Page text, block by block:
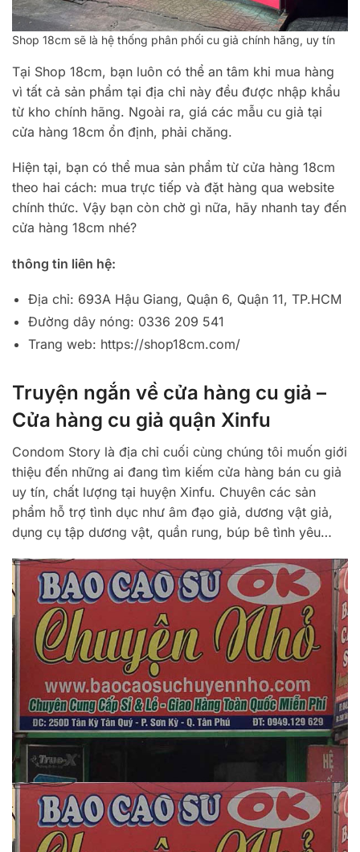
Shop 18cm sẽ là hệ thống phân phối cu giả chính hãng, uy tín
Tại Shop 18cm, bạn luôn có thể an tâm khi mua hàng
vì tất cả sản phẩm tại địa chỉ này đều được nhập khẩu
từ kho chính hãng. Ngoài ra, giá các mẫu cu giả tại
cửa hàng 18cm ổn định, phải chăng.
Hiện tại, bạn có thể mua sản phẩm từ cửa hàng 18cm
theo hai cách: mua trực tiếp và đặt hàng qua website
chính thức. Vậy bạn còn chờ gì nữa, hãy nhanh tay đến
cửa hàng 18cm nhé?
thông tin liên hệ:
Địa chỉ: 693A Hậu Giang, Quận 6, Quận 11, TP.HCM
Đường dây nóng: 0336 209 541
Trang web: https://shop18cm.com/
Truyện ngắn về cửa hàng cu giả –
Cửa hàng cu giả quận Xinfu
Condom Story là địa chỉ cuối cùng chúng tôi muốn giới
thiệu đến những ai đang tìm kiếm cửa hàng bán cu giả
uy tín, chất lượng tại huyện Xinfu. Chuyên các sản
phẩm hỗ trợ tình dục như âm đạo giả, dương vật giả,
dụng cụ tập dương vật, quần rung, búp bê tình yêu…